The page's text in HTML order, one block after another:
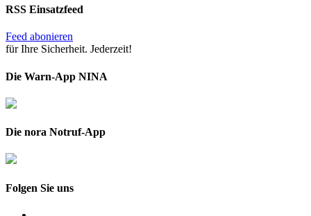
RSS Einsatzfeed
Feed abonieren
für Ihre Sicherheit. Jederzeit!
Die Warn-App NINA
Die nora Notruf-App
Folgen Sie uns